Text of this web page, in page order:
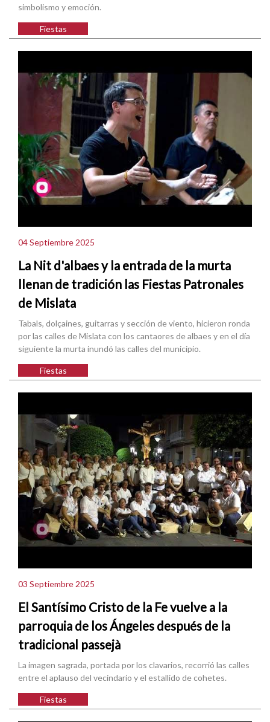
simbolismo y emoción.
Fiestas
04 Septiembre 2025
La Nit d'albaes y la entrada de la murta
llenan de tradición las Fiestas Patronales
de Mislata
Tabals, dolçaines, guitarras y sección de viento, hicieron ronda
por las calles de Mislata con los cantaores de albaes y en el día
siguiente la murta inundó las calles del municipio.
Fiestas
03 Septiembre 2025
El Santísimo Cristo de la Fe vuelve a la
parroquia de los Ángeles después de la
tradicional passejà
La imagen sagrada, portada por los clavarios, recorrió las calles
entre el aplauso del vecindario y el estallido de cohetes.
Fiestas